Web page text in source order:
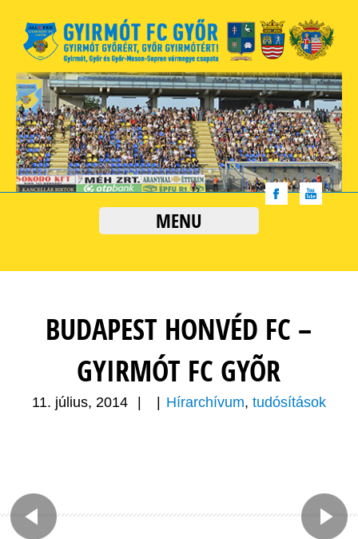
MENU
BUDAPEST HONVÉD FC –
GYIRMÓT FC GYÕR
11. július, 2014 Hírarchívum, tudósítások